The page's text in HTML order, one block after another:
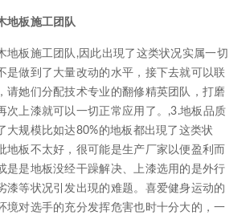
地板施工团队
板施工团队,因此出現了这类状况实属一切
是做到了大量改动的水平，接下去就可以联
请她们分配技术专业的翻修精英团队，打磨
次上漆就可以一切正常应用了。,3.地板品质
大规模比如达80%的地板都出現了这类状
地板不太好，很可能是生产厂家以便盈利而
是是地板没经干躁解决、上漆选用的是外行
漆等状况引发出現的难题。喜爱健身运动的
境对选手的充分发挥危害也时十分大的，一